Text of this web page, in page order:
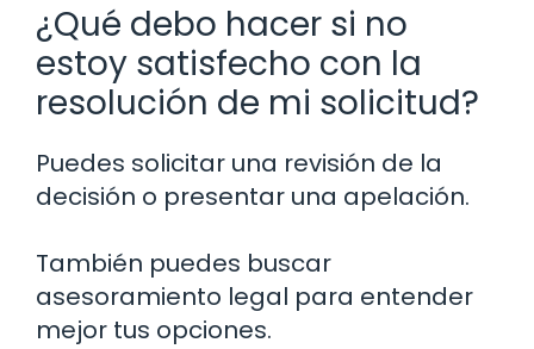
¿Qué debo hacer si no
estoy satisfecho con la
resolución de mi solicitud?
Puedes solicitar una revisión de la
decisión o presentar una apelación.
También puedes buscar
asesoramiento legal para entender
mejor tus opciones.